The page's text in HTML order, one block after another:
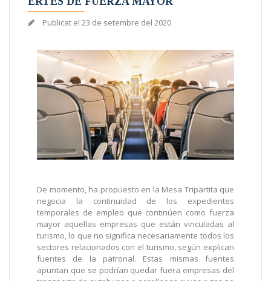
Publicat el 23 de setembre del 2020
De momento, ha propuesto en la Mesa Tripartita que
negocia la continuidad de los expedientes
temporales de empleo que continúen como fuerza
mayor aquellas empresas que están vinculadas al
turismo, lo que no significa necesariamente todos los
sectores relacionados con el turismo, según explican
fuentes de la patronal. Estas mismas fuentes
apuntan que se podrían quedar fuera empresas del